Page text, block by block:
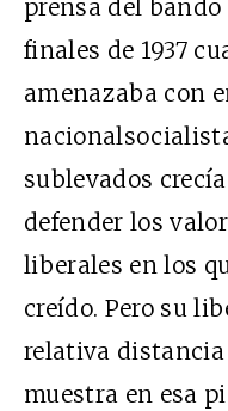
prensa del
finales de 1937
amenazaba con
sublevados
defender los
liberales en los
creído. Pero su
relativa
muestra en esa